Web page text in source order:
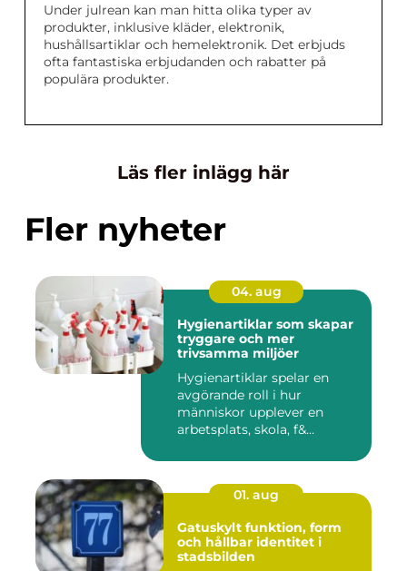
Under julrean kan man hitta olika typer av
produkter, inklusive kläder, elektronik,
hushållsartiklar och hemelektronik. Det erbjuds
ofta fantastiska erbjudanden och rabatter på
populära produkter.
Läs fler inlägg här
Fler nyheter
04. aug
Hygienartiklar som skapar
tryggare och mer
trivsamma miljöer
Hygienartiklar spelar en
avgörande roll i hur
människor upplever en
arbetsplats, skola, f&...
01. aug
Gatuskylt funktion, form
och hållbar identitet i
stadsbilden